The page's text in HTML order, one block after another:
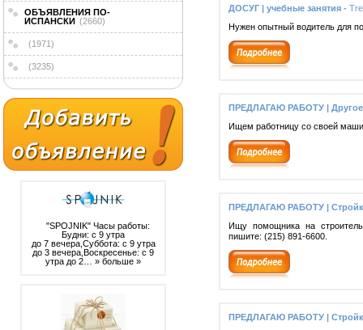
ОБЪЯВЛЕНИЯ ПО-
ИСПАНСКИ (2660)
(1971)
(3235)
"SPOJNIK" Часы работы:
Будни: с 9 утра
до 7 вечера,Суббота: с 9 утра
до 3 вечера,Воскресенье: с 9
утра до 2… » больше »
ДОСУГ | учебные занятия -
Нужен опытный водитель для
ПРЕДЛАГАЮ РАБОТУ |
Ищем работницу со своей
ПРЕДЛАГАЮ РАБОТУ |
Ищу помощника на
пишите: (215) 891-6600.
ПРЕДЛАГАЮ РАБОТУ |